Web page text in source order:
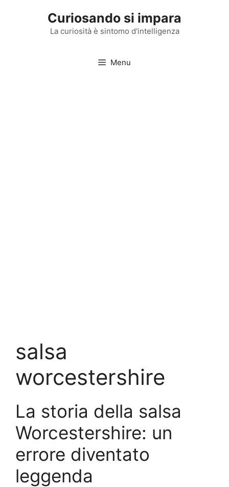
Curiosando si impara
La curiosità è sintomo d'intelligenza
Menu
salsa
worcestershire
La storia della salsa
Worcestershire: un
errore diventato
leggenda